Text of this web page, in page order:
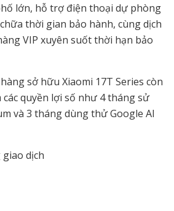
lớn, hỗ trợ điện thoại dự phòng
thời gian bảo hành, cùng dịch
VIP xuyên suốt thời hạn bảo
sở hữu Xiaomi 17T Series còn
quyền lợi số như 4 tháng sử
và 3 tháng dùng thử Google AI
dịch